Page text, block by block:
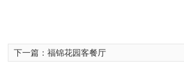
下一篇： 福锦花园客餐厅